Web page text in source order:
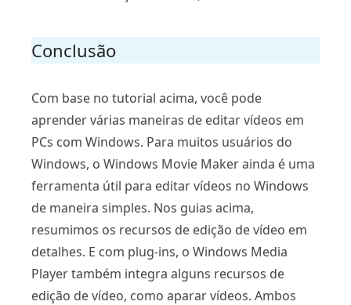
Conclusão
Com base no tutorial acima, você pode
aprender várias maneiras de editar vídeos em
PCs com Windows. Para muitos usuários do
Windows, o Windows Movie Maker ainda é uma
ferramenta útil para editar vídeos no Windows
de maneira simples. Nos guias acima,
resumimos os recursos de edição de vídeo em
detalhes. E com plug-ins, o Windows Media
Player também integra alguns recursos de
edição de vídeo, como aparar vídeos. Ambos